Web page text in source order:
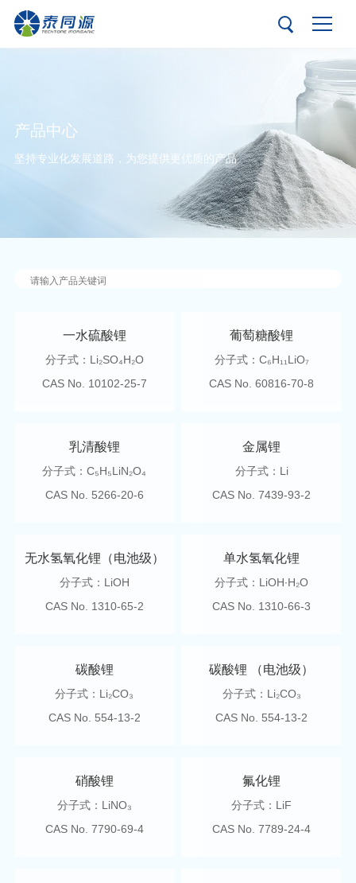
产品中心
坚持专业化发展道路，为您提供更优质的产品
一水硫酸锂
分子式：Li₂SO₄H₂O
CAS No. 10102-25-7
葡萄糖酸锂
分子式：C₆H₁₁LiO₇
CAS No. 60816-70-8
乳清酸锂
分子式：C₅H₅LiN₂O₄
CAS No. 5266-20-6
金属锂
分子式：Li
CAS No. 7439-93-2
无水氢氧化锂（电池级）
分子式：LiOH
CAS No. 1310-65-2
单水氢氧化锂
分子式：LiOH·H₂O
CAS No. 1310-66-3
碳酸锂
分子式：Li₂CO₃
CAS No. 554-13-2
碳酸锂 （电池级）
分子式：Li₂CO₃
CAS No. 554-13-2
硝酸锂
分子式：LiNO₃
CAS No. 7790-69-4
氟化锂
分子式：LiF
CAS No. 7789-24-4